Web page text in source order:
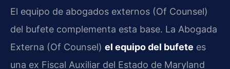
El equipo de abogados externos (Of Counsel)
del bufete complementa esta base. La Abogada
Externa (Of Counsel) el equipo del bufete es
una ex Fiscal Auxiliar del Estado de Maryland